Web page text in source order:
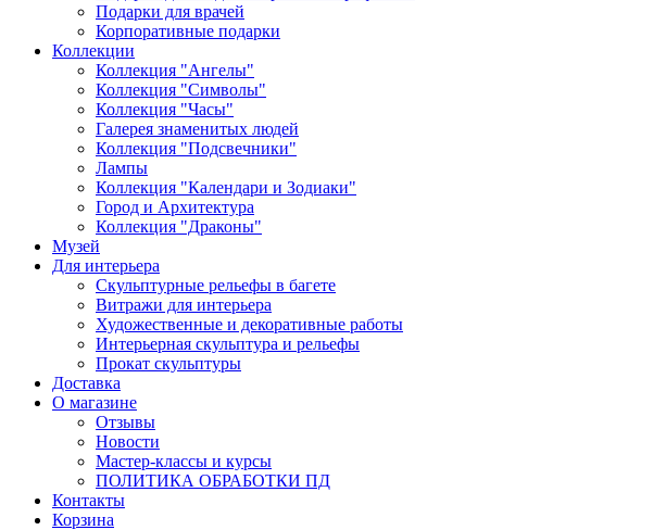
Подарки для врачей
Корпоративные подарки
Коллекции
Коллекция "Ангелы"
Коллекция "Символы"
Коллекция "Часы"
Галерея знаменитых людей
Коллекция "Подсвечники"
Лампы
Коллекция "Календари и Зодиаки"
Город и Архитектура
Коллекция "Драконы"
Музей
Для интерьера
Скульптурные рельефы в багете
Витражи для интерьера
Художественные и декоративные работы
Интерьерная скульптура и рельефы
Прокат скульптуры
Доставка
О магазине
Отзывы
Новости
Мастер-классы и курсы
ПОЛИТИКА ОБРАБОТКИ ПД
Контакты
Корзина